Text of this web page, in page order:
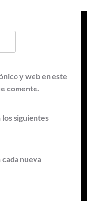
y web en este
comente.
siguientes
nueva